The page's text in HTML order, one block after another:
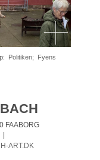
Politiken; Fyens
FAABORG
|
ART.DK